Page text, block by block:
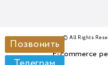
© All Rights
E-commerce
Позвонить